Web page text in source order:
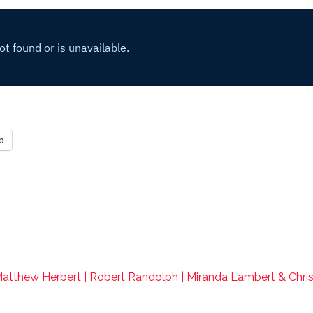
Herbert | Robert Randolph | Miranda Lambert & Chris